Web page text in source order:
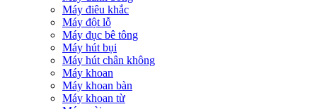
Máy điêu khắc
Máy đột lỗ
Máy đục bê tông
Máy hút bụi
Máy hút chân không
Máy khoan
Máy khoan bàn
Máy khoan từ